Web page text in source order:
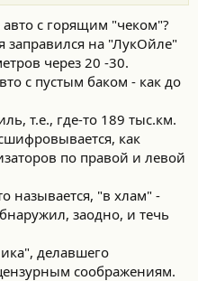
с горящим "чеком"?
заправился на "ЛукОйле"
через 20 -30.
с пустым баком - как до
т.е., где-то 189 тыс.км.
как
по правой и левой
называется, "в хлам" -
заодно, и течь
делавшего
соображениям.